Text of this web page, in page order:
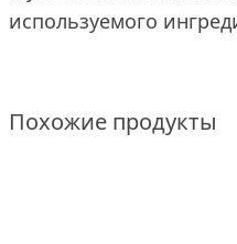
используемого
Похожие продукты